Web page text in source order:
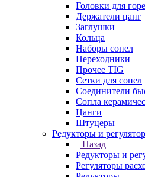
Головки для
Держатели цанг
Заглушки
Кольца
Наборы сопел
Переходники
Прочее TIG
Сетки для сопел
Соединители
Сопла
Цанги
Штуцеры
Редукторы и
Назад
Редукторы и
Регуляторы